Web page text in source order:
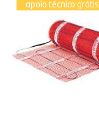
apoio técnico grátis